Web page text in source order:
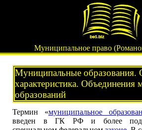
Муниципальное право
Муниципальные образования.
характеристика. Объединения
образований
Термин «муниципальное
введен в ГК РФ и более